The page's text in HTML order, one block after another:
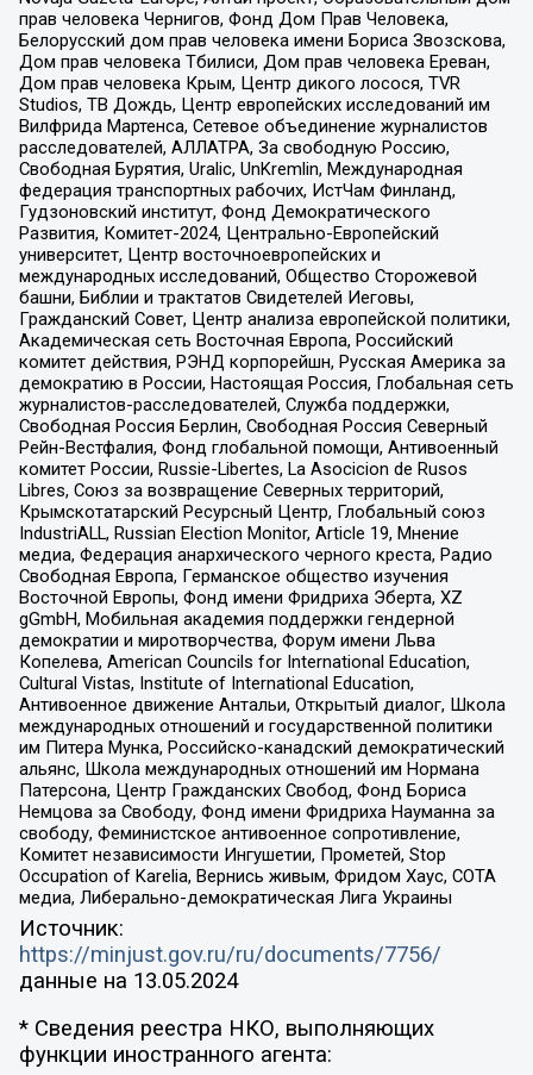
прав человека Чернигов, Фонд Дом Прав Человека,
Белорусский дом прав человека имени Бориса Звозскова,
Дом прав человека Тбилиси, Дом прав человека Ереван,
Дом прав человека Крым, Центр дикого лосося, TVR
Studios, ТВ Дождь, Центр европейских исследований им
Вилфрида Мартенса, Сетевое объединение журналистов
расследователей, АЛЛАТРА, За свободную Россию,
Свободная Бурятия, Uralic, UnKremlin, Международная
федерация транспортных рабочих, ИстЧам Финланд,
Гудзоновский институт, Фонд Демократического
Развития, Комитет-2024, Центрально-Европейский
университет, Центр восточноевропейских и
международных исследований, Общество Сторожевой
башни, Библии и трактатов Свидетелей Иеговы,
Гражданский Совет, Центр анализа европейской политики,
Академическая сеть Восточная Европа, Российский
комитет действия, РЭНД корпорейшн, Русская Америка за
демократию в России, Настоящая Россия, Глобальная сеть
журналистов-расследователей, Служба поддержки,
Свободная Россия Берлин, Свободная Россия Северный
Рейн-Вестфалия, Фонд глобальной помощи, Антивоенный
комитет России, Russie-Libertes, La Asocicion de Rusos
Libres, Союз за возвращение Северных территорий,
Крымскотатарский Ресурсный Центр, Глобальный союз
IndustriALL, Russian Election Monitor, Article 19, Мнение
медиа, Федерация анархического черного креста, Радио
Свободная Европа, Германское общество изучения
Восточной Европы, Фонд имени Фридриха Эберта, XZ
gGmbH, Мобильная академия поддержки гендерной
демократии и миротворчества, Форум имени Льва
Копелева, American Councils for International Education,
Cultural Vistas, Institute of International Education,
Антивоенное движение Антальи, Открытый диалог, Школа
международных отношений и государственной политики
им Питера Мунка, Российско-канадский демократический
альянс, Школа международных отношений им Нормана
Патерсона, Центр Гражданских Свобод, Фонд Бориса
Немцова за Свободу, Фонд имени Фридриха Науманна за
свободу, Феминистское антивоенное сопротивление,
Комитет независимости Ингушетии, Прометей, Stop
Occupation of Karelia, Вернись живым, Фридом Хаус, СОТА
медиа, Либерально-демократическая Лига Украины
Источник:
https://minjust.gov.ru/ru/documents/7756/
данные на 13.05.2024
* Сведения реестра НКО, выполняющих
функции иностранного агента: